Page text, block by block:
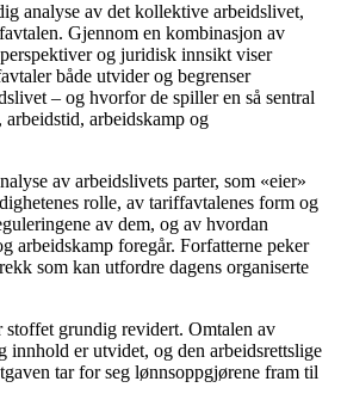
analyse av det kollektive arbeidslivet,
Gjennom en kombinasjon av
og juridisk innsikt viser
både utvider og begrenser
– og hvorfor de spiller en så sentral
arbeidskamp og
av arbeidslivets parter, som «eier»
rolle, av tariffavtalenes form og
av dem, og av hvordan
arbeidskamp foregår. Forfatterne peker
som kan utfordre dagens organiserte
stoffet grundig revidert. Omtalen av
innhold er utvidet, og den arbeidsrettslige
tar for seg lønnsoppgjørene fram til